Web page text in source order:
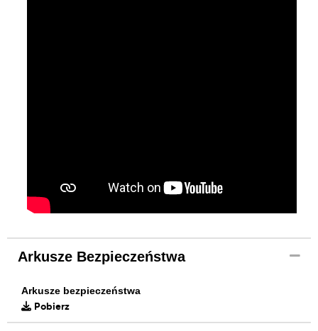
Arkusze Bezpieczeństwa
Arkusze bezpieczeństwa
Pobierz